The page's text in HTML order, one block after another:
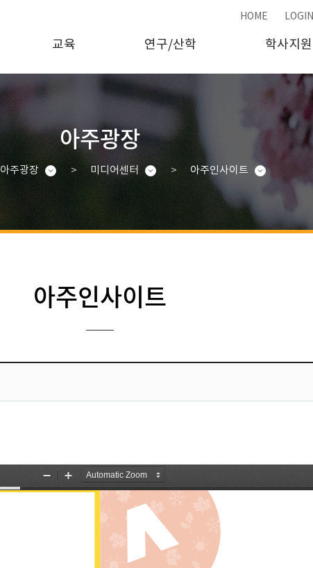
HOME LOGIN
교육 연구/산학 학사지원
아주광장
아주광장 미디어센터 아주인사이트
아주인사이트